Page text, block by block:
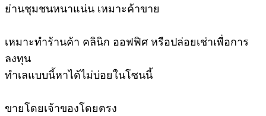
ย่านชุมชนหนาแน่น เหมาะค้าขาย
เหมาะทำร้านค้า คลินิก ออฟฟิศ หรือปล่อยเช่าเพื่อการ
ลงทุน
ทำเลแบบนี้หาได้ไม่บ่อยในโซนนี้
ขายโดยเจ้าของโดยตรง